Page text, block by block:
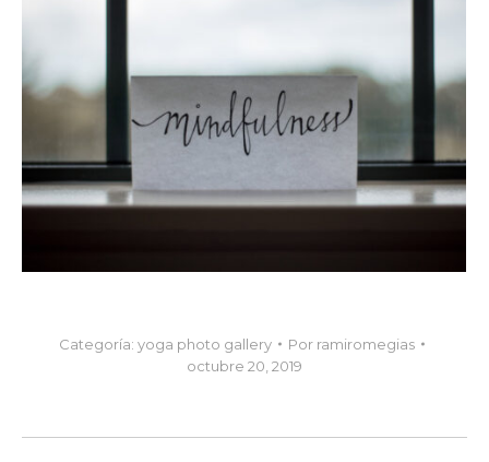
Categoría: yoga photo gallery Por ramiromegias
octubre 20, 2019